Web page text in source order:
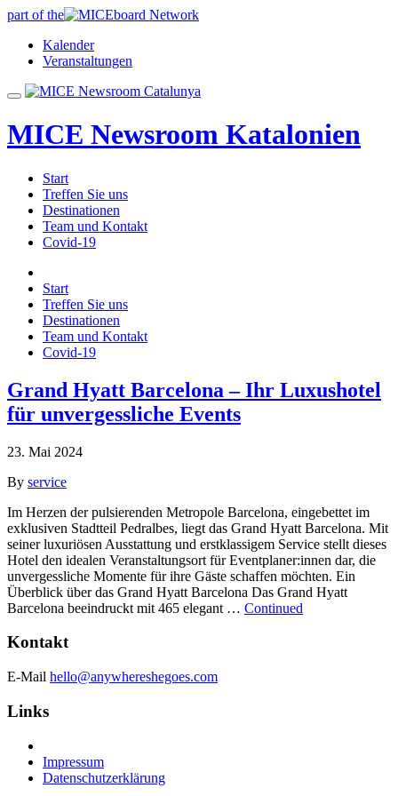
part of the
Kalender
Veranstaltungen
MICE Newsroom Katalonien
Start
Treffen Sie uns
Destinationen
Team und Kontakt
Covid-19
Start
Treffen Sie uns
Destinationen
Team und Kontakt
Covid-19
Grand Hyatt Barcelona – Ihr Luxushotel
für unvergessliche Events
23. Mai 2024
By service
Im Herzen der pulsierenden Metropole Barcelona, eingebettet im
exklusiven Stadtteil Pedralbes, liegt das Grand Hyatt Barcelona. Mit
seiner luxuriösen Ausstattung und erstklassigem Service stellt dieses
Hotel den idealen Veranstaltungsort für Eventplaner:innen dar, die
unvergessliche Momente für ihre Gäste schaffen möchten. Ein
Überblick über das Grand Hyatt Barcelona Das Grand Hyatt
Barcelona beeindruckt mit 465 elegant … Continued
Kontakt
E-Mail hello@anywhereshegoes.com
Links
Impressum
Datenschutzerklärung